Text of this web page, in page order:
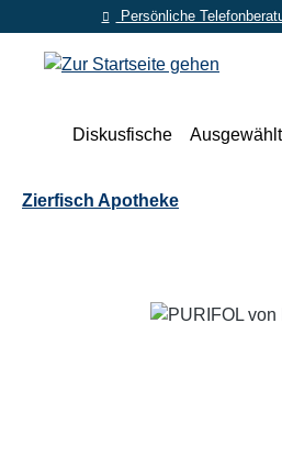
Hauptinhalt springen
Zur Suche springen
Zur Hauptnavigation springen
Persönliche
Diskusfische
Zierfisch Apotheke
Bildergalerie überspringen